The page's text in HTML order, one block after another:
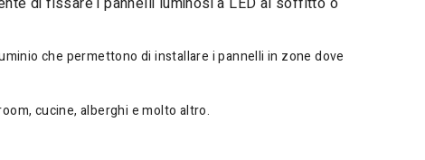
che permettono di installare i pannelli in zone dove
cucine, alberghi e molto altro.